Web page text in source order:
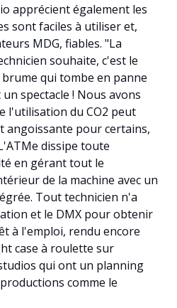
apprécient également les
sont faciles à utiliser et,
MDG, fiables. "La
souhaite, c'est le
qui tombe en panne
spectacle ! Nous avons
l'utilisation du CO2 peut
angoissante pour certains,
dissipe toute
en gérant tout le
de la machine avec un
Tout technicien n'a
et le DMX pour obtenir
à l'emploi, rendu encore
case à roulette sur
qui ont un planning
comme le